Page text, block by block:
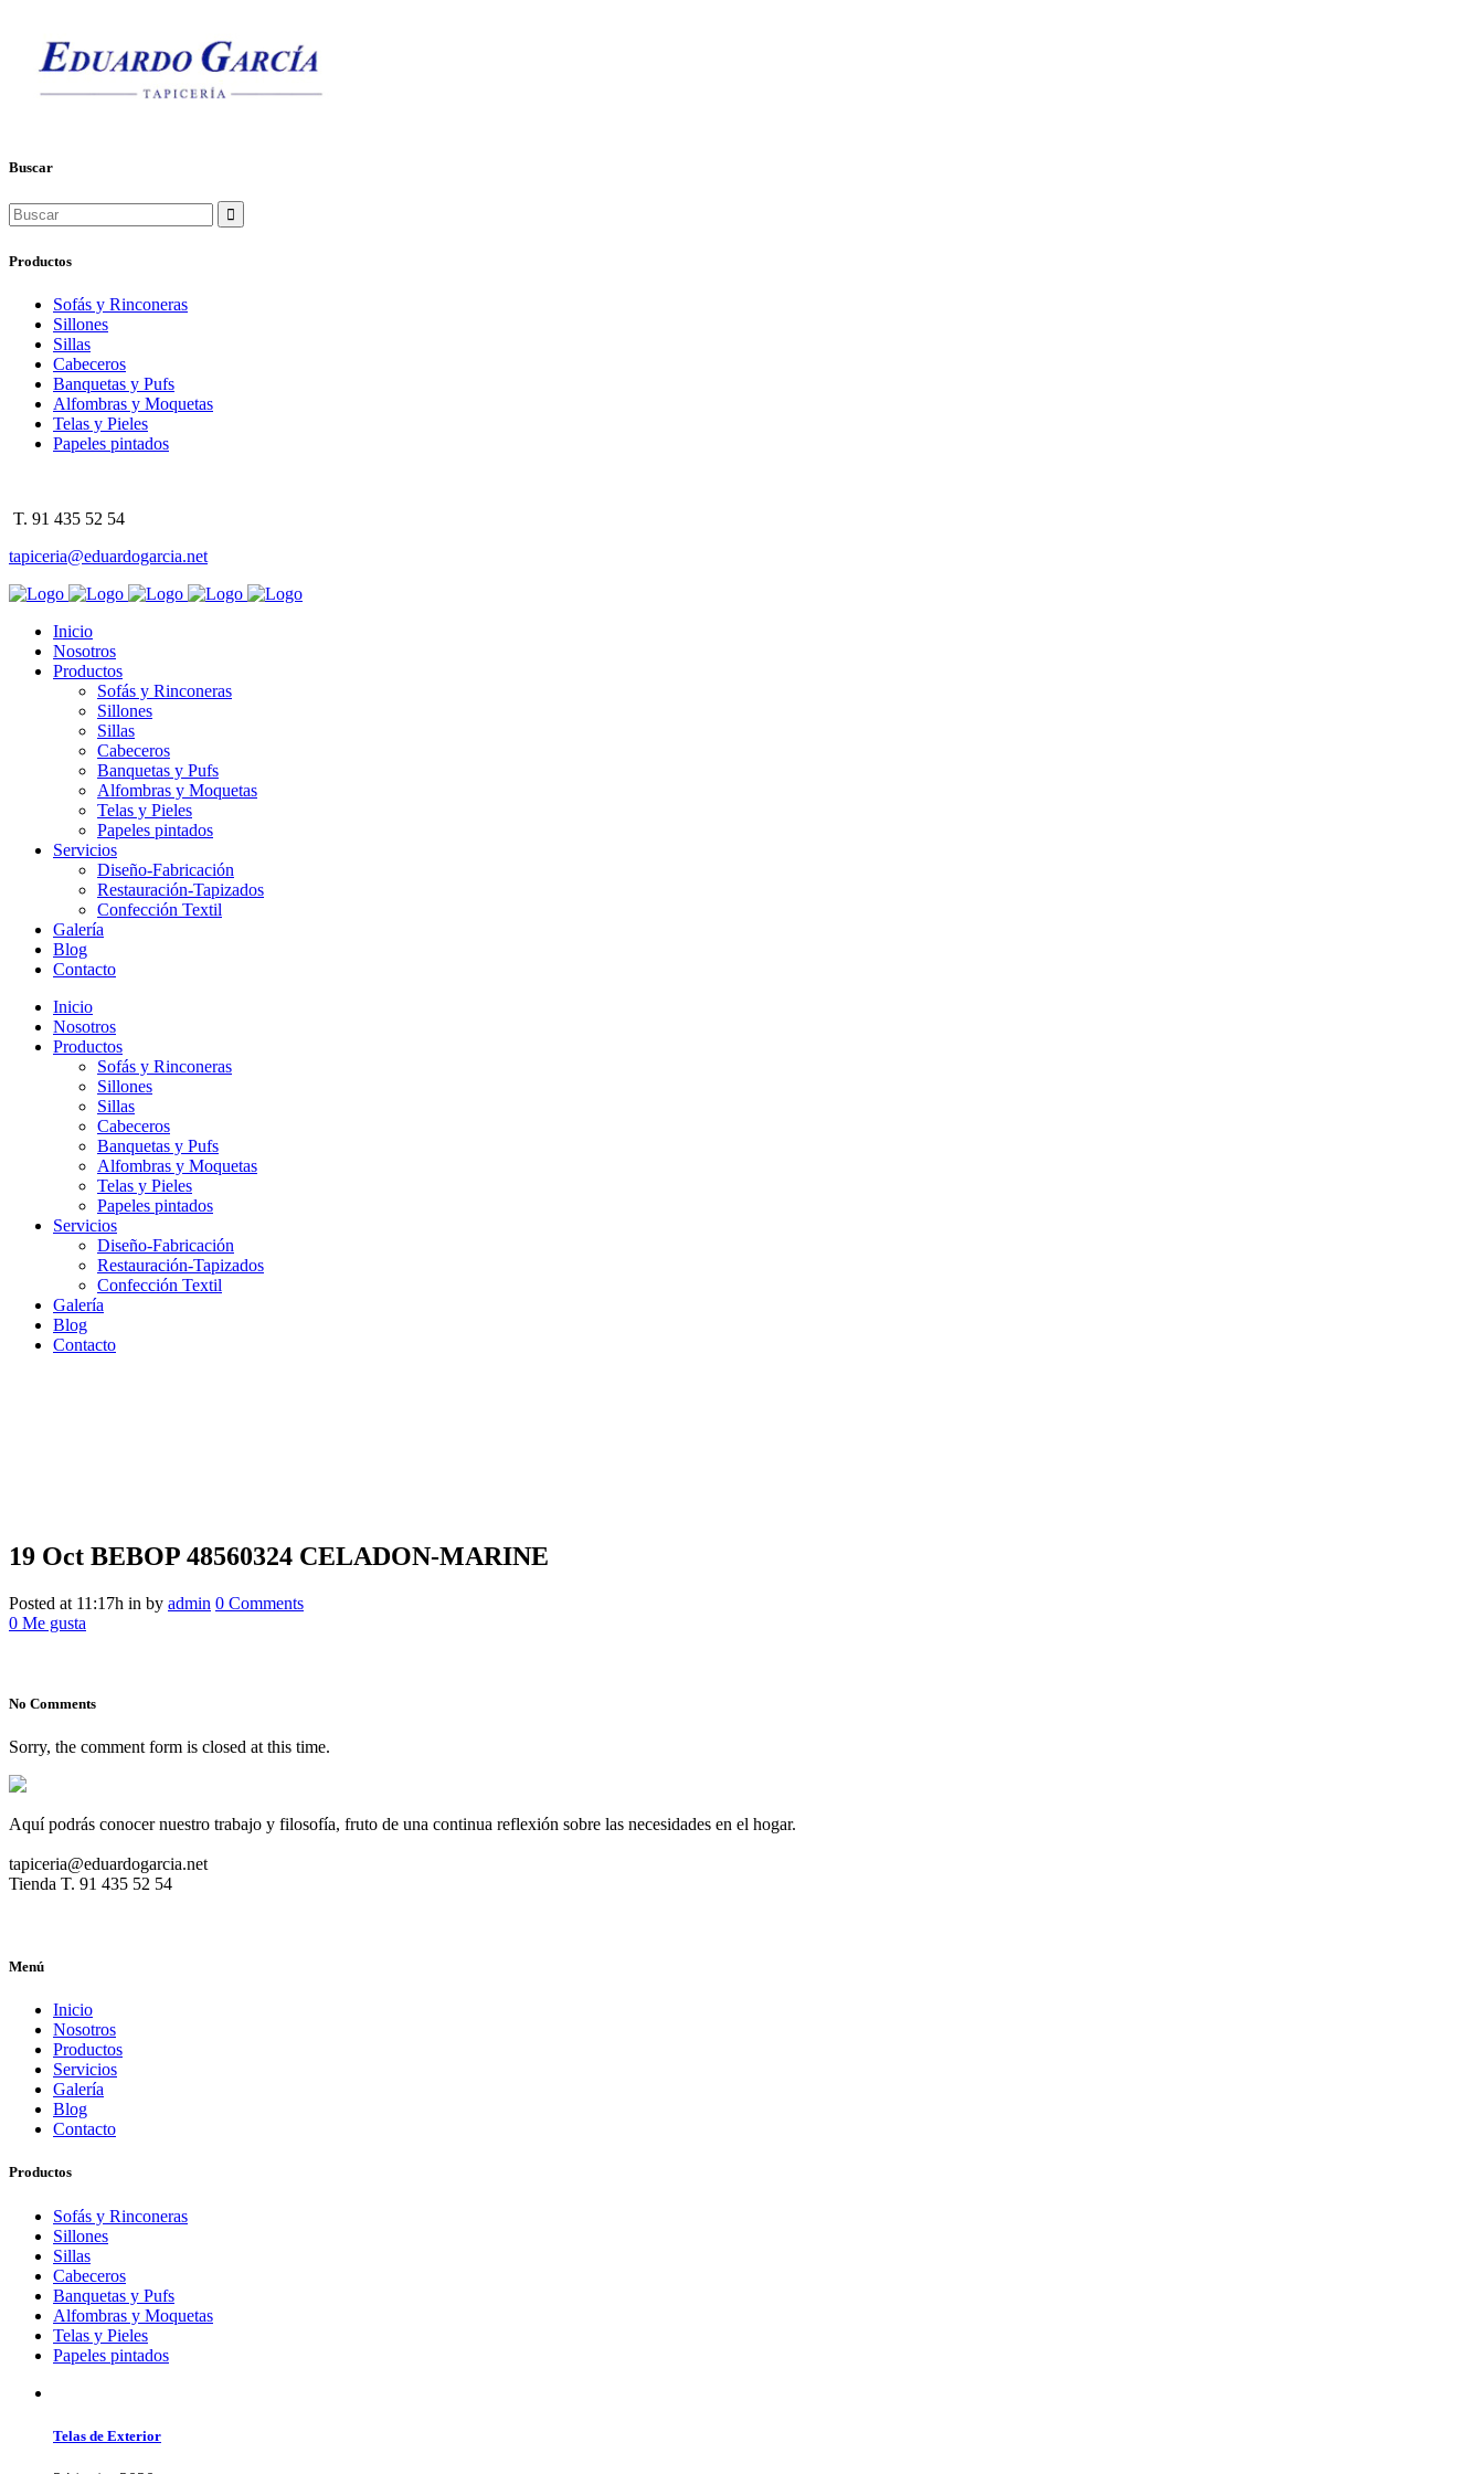
Buscar
Search
for:
Productos
Sofás y Rinconeras
Sillones
Sillas
Cabeceros
Banquetas y Pufs
Alfombras y Moquetas
Telas y Pieles
Papeles pintados
T. 91 435 52 54
tapiceria@eduardogarcia.net
Inicio
Nosotros
Productos
Sofás y Rinconeras
Sillones
Sillas
Cabeceros
Banquetas y Pufs
Alfombras y Moquetas
Telas y Pieles
Papeles pintados
Servicios
Diseño-Fabricación
Restauración-Tapizados
Confección Textil
Galería
Blog
Contacto
Inicio
Nosotros
Productos
Sofás y Rinconeras
Sillones
Sillas
Cabeceros
Banquetas y Pufs
Alfombras y Moquetas
Telas y Pieles
Papeles pintados
Servicios
Diseño-Fabricación
Restauración-Tapizados
Confección Textil
Galería
Blog
Contacto
BEBOP 48560324 CELADON-MARINE
19 Oct BEBOP 48560324 CELADON-MARINE
Posted at 11:17h in by admin 0 Comments
0 Me gusta
No Comments
Sorry, the comment form is closed at this time.
Aquí podrás conocer nuestro trabajo y filosofía, fruto de una continua reflexión sobre las necesidades en el hogar.
tapiceria@eduardogarcia.net
Tienda T. 91 435 52 54
Menú
Inicio
Nosotros
Productos
Servicios
Galería
Blog
Contacto
Productos
Sofás y Rinconeras
Sillones
Sillas
Cabeceros
Banquetas y Pufs
Alfombras y Moquetas
Telas y Pieles
Papeles pintados
Telas de Exterior